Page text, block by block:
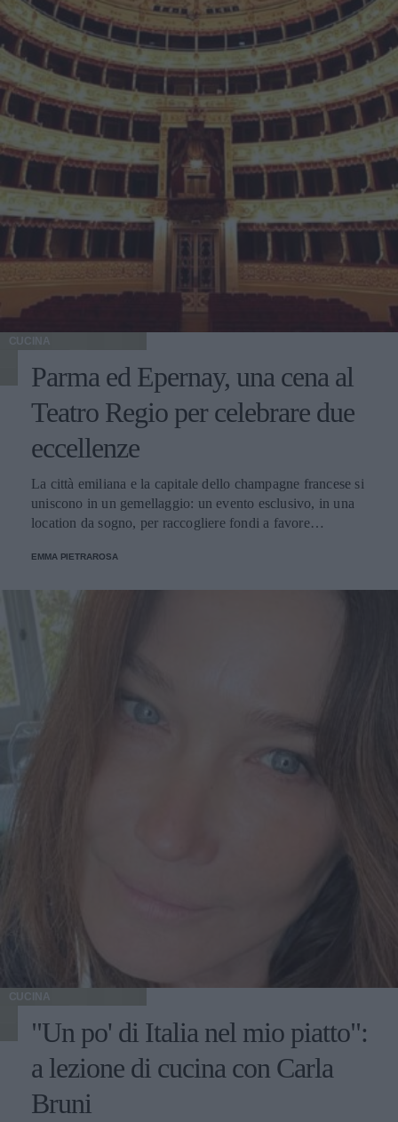
CUCINA
Parma ed Epernay, una cena al
Teatro Regio per celebrare due
eccellenze
La città emiliana e la capitale dello champagne francese si
uniscono in un gemellaggio: un evento esclusivo, in una
location da sogno, per raccogliere fondi a favore
EMMA PIETRAROSA
CUCINA
"Un po' di Italia nel mio piatto":
a lezione di cucina con Carla
Bruni